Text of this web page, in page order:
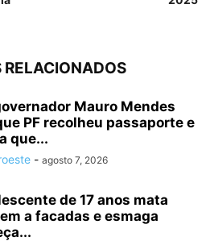
RELACIONADOS
Mauro Mendes
PF recolheu passaporte e
que...
- agosto 7, 2026
de 17 anos mata
a facadas e esmaga